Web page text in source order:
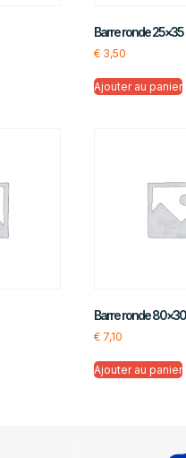
Barre ronde 25×35
€3,50
Ajouter au panier
Barre ronde 80×30
€7,10
Ajouter au panier